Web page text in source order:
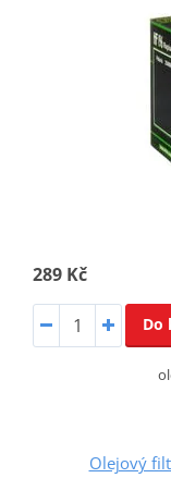
289 Kč
Do
Olejový